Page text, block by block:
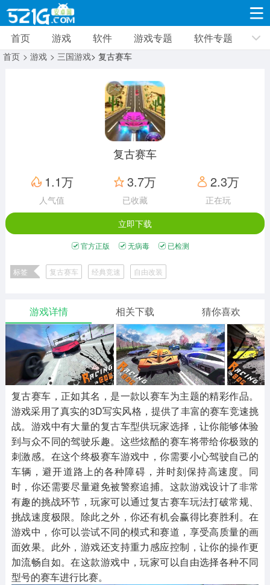
游戏 软件 游戏专题 软件专题 新闻资讯
8691款应用
动作闯关
12960款应用
赛车竞速
3628款应用
卡牌对战
2051款应用
体育运动
1278款应用
手游辅助
1958款应用
二次元
模拟经营
仙侠手游
485款应用
手赚网赚
446款应用
绝地求生
34款应用
三国游戏
3931款应用
我的世界
69款应用
像素游戏
700款应用
其他
981款应用
末日游戏
1405款应用
pc游戏
3443款应用
游戏攻略
63款应用
软件教程
8款应用
热点新闻
8款应用
首页 游戏 软件 游戏专题 软件专题
首页 > 游戏 > 三国游戏> 复古赛车
复古赛车
1.1万
人气值
3.7万
已收藏
2.3万
正在玩
立即下载
官方正版 无病毒 已检测
标签 复古赛车 经典竞速 自由改装
游戏详情 相关下载 猜你喜欢
复古赛车，正如其名，是一款以赛车为主题的精彩作品。
游戏采用了真实的3D写实风格，提供了丰富的赛车竞速挑
战。游戏中有大量的复古车型供玩家选择，让你能够体验
到与众不同的驾驶乐趣。这些炫酷的赛车将带给你极致的
刺激感。在这个终极赛车游戏中，你需要小心驾驶自己的
车辆，避开道路上的各种障碍，并时刻保持高速度。同
时，你还需要尽量避免被警察追捕。这款游戏设计了非常
有趣的挑战环节，玩家可以通过复古赛车玩法打破常规、
挑战速度极限。除此之外，你还有机会赢得比赛胜利。在
游戏中，你可以尝试不同的模式和赛道，享受高质量的画
面效果。此外，游戏还支持重力感应控制，让你的操作更
加流畅自如。在这款游戏中，玩家可以自由选择各种不同
型号的赛车进行比赛。